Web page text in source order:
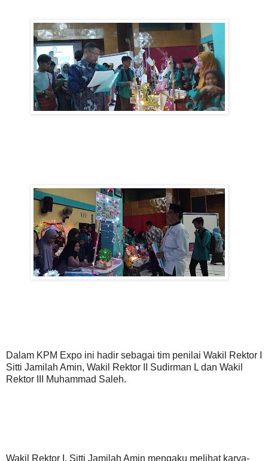
Dalam KPM Expo ini hadir sebagai tim penilai Wakil Rektor I
Sitti Jamilah Amin, Wakil Rektor II Sudirman L dan Wakil
Rektor III Muhammad Saleh.
Wakil Rektor I, Sitti Jamilah Amin mengaku melihat karya-